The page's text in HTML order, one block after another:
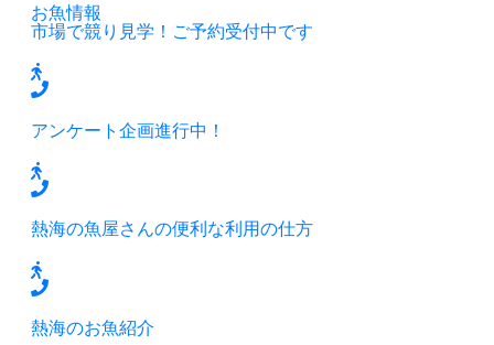
お魚情報
市場で競り見学！ご予約受付中です
アンケート企画進行中！
熱海の魚屋さんの便利な利用の仕方
熱海のお魚紹介